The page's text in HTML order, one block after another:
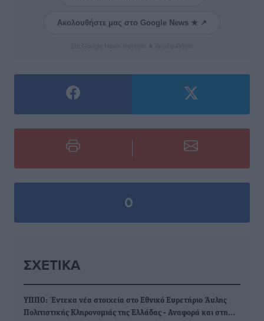
Ακολουθήστε μας στο Google News ★ ↗
0
ΣΧΕΤΙΚΆ
ΥΠΠΟ: Έντεκα νέα στοιχεία στο Εθνικό Ευρετήριο Άυλης
Πολιτιστικής Κληρονομιάς της Ελλάδας - Αναφορά και στη…